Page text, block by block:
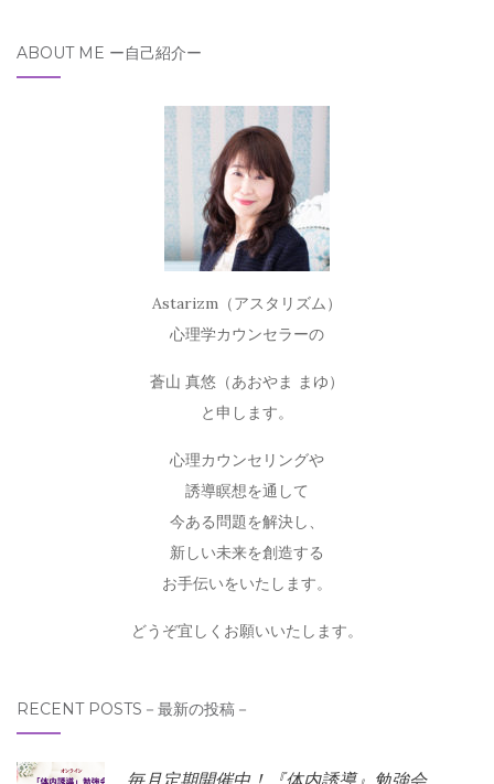
ABOUT ME ー自己紹介ー
Astarizm（アスタリズム）
心理学カウンセラーの
蒼山 真悠（あおやま まゆ）
と申します。
心理カウンセリングや
誘導瞑想を通して
今ある問題を解決し、
新しい未来を創造する
お手伝いをいたします。
どうぞ宜しくお願いいたします。
RECENT POSTS－最新の投稿－